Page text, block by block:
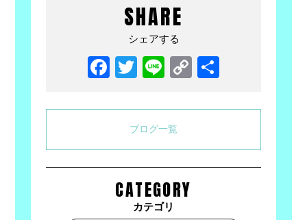
SHARE
シェアする
Facebook
Twitter
LineCopy
ブログ一覧
CATEGORY
カテゴリ